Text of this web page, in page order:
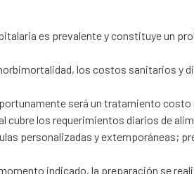
es prevalente y constituye un
los costos sanitarios y
será un tratamiento
cubre los requerimientos diarios de
personalizadas y extemporáneas;
indicado, la preparación se